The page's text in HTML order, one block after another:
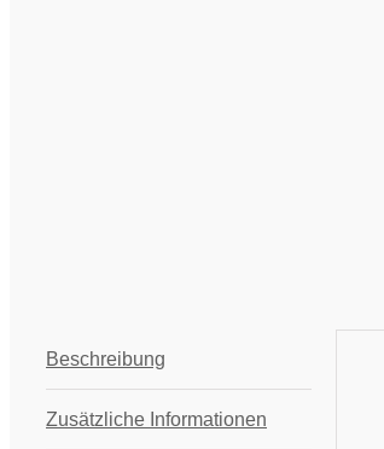
Beschreibung
Zusätzliche Informationen